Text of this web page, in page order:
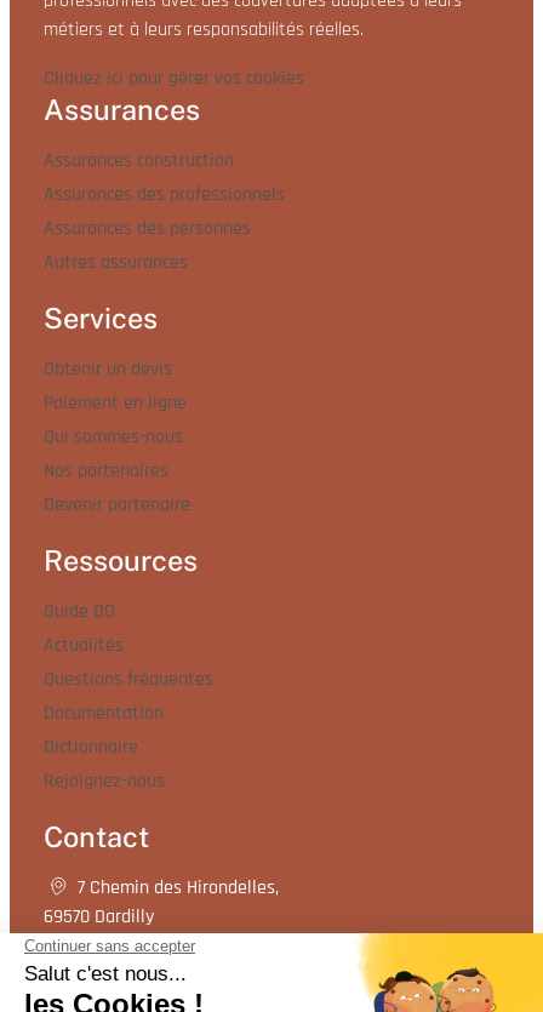
métiers et à leurs responsabilités réelles.
Cliquez ici pour gérer vos cookies
Assurances
Assurances construction
Assurances des professionnels
Assurances des personnes
Autres assurances
Services
Obtenir un devis
Paiement en ligne
Qui sommes-nous
Nos partenaires
Devenir partenaire
Ressources
Guide DO
Actualités
Questions fréquentes
Documentation
Dictionnaire
Rejoignez-nous
Contact
7 Chemin des Hirondelles,
69570 Dardilly
04 72 17 82 82
Contactez-nous